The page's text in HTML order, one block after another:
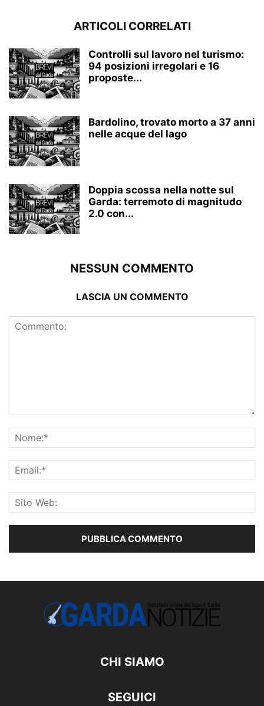
ARTICOLI CORRELATI
Controlli sul lavoro nel turismo:
94 posizioni irregolari e 16
proposte...
Bardolino, trovato morto a 37 anni
nelle acque del lago
Doppia scossa nella notte sul
Garda: terremoto di magnitudo
2.0 con...
NESSUN COMMENTO
LASCIA UN COMMENTO
CHI SIAMO
SEGUICI